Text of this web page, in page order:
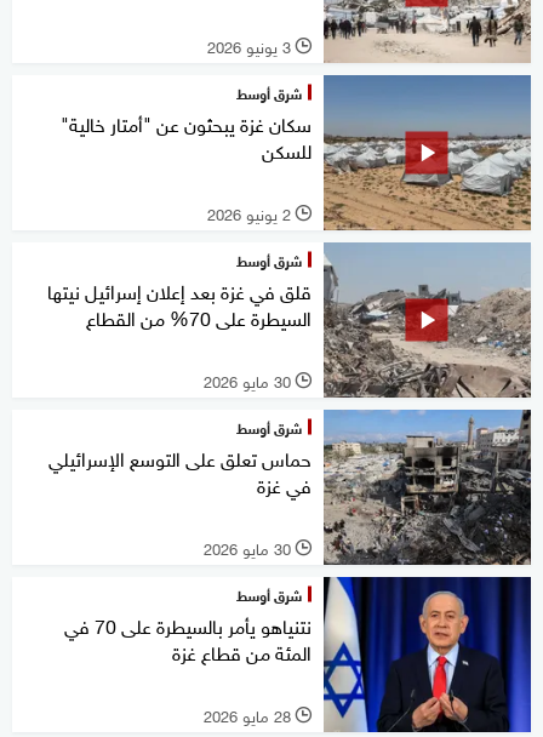
l 3 يونيو 2026
شرق أوسط
سكان غزة يبحثون عن "أمتار خالية"
للسكن
l 2 يونيو 2026
شرق أوسط
قلق في غزة بعد إعلان إسرائيل نيتها
السيطرة على 70% من القطاع
l 30 مايو 2026
شرق أوسط
حماس تعلق على التوسع الإسرائيلي
في غزة
l 30 مايو 2026
شرق أوسط
نتنياهو يأمر بالسيطرة على 70 في
المئة من قطاع غزة
l 28 مايو 2026